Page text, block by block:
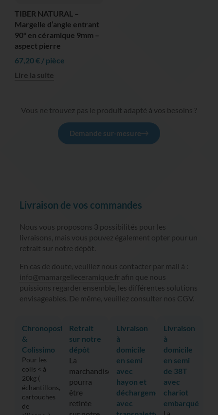
TIBER NATURAL –
Margelle d’angle entrant
90° en céramique 9mm –
aspect pierre
67,20€ / pièce
Lire la suite
Vous ne trouvez pas le produit adapté à vos besoins ?
Demande sur-mesure
Livraison de vos commandes
Nous vous proposons 3 possibilités pour les
livraisons, mais vous pouvez également opter pour un
retrait sur notre dépôt.
En cas de doute, veuillez nous contacter par mail à :
info@mamargelleceramique.fr afin que nous
puissions regarder ensemble, les différentes solutions
envisageables. De même, veuillez consulter nos CGV.
Chronopost
&
Colissimo
Pour les
colis < à
20kg (
échantillons,
cartouches
de
Retrait
sur notre
dépôt
La
marchandise
pourra
être
retirée
Livraison
à
domicile
en semi
avec
hayon et
déchargement
avec
Livraison
à
domicile
en semi
de 38T
avec
chariot
embarqué